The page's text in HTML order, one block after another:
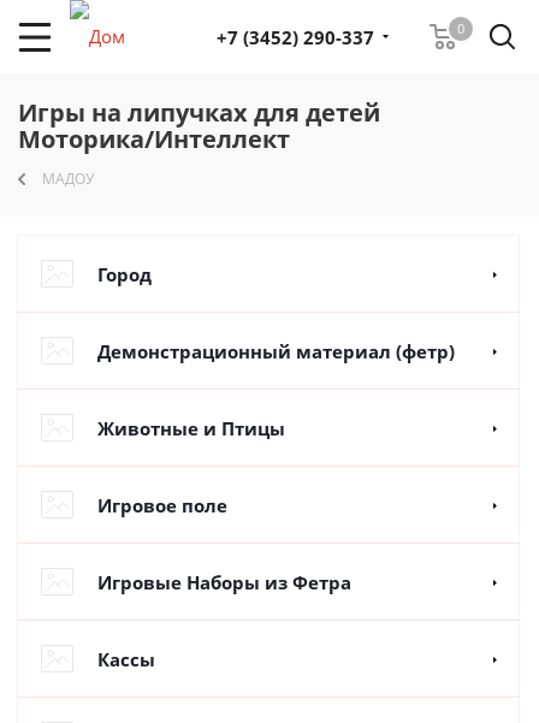
0
+7 (3452) 290-337
Игры на липучках для детей
Моторика/Интеллект
МАДОУ
Город
Демонстрационный материал (фетр)
Животные и Птицы
Игровое поле
Игровые Наборы из Фетра
Кассы